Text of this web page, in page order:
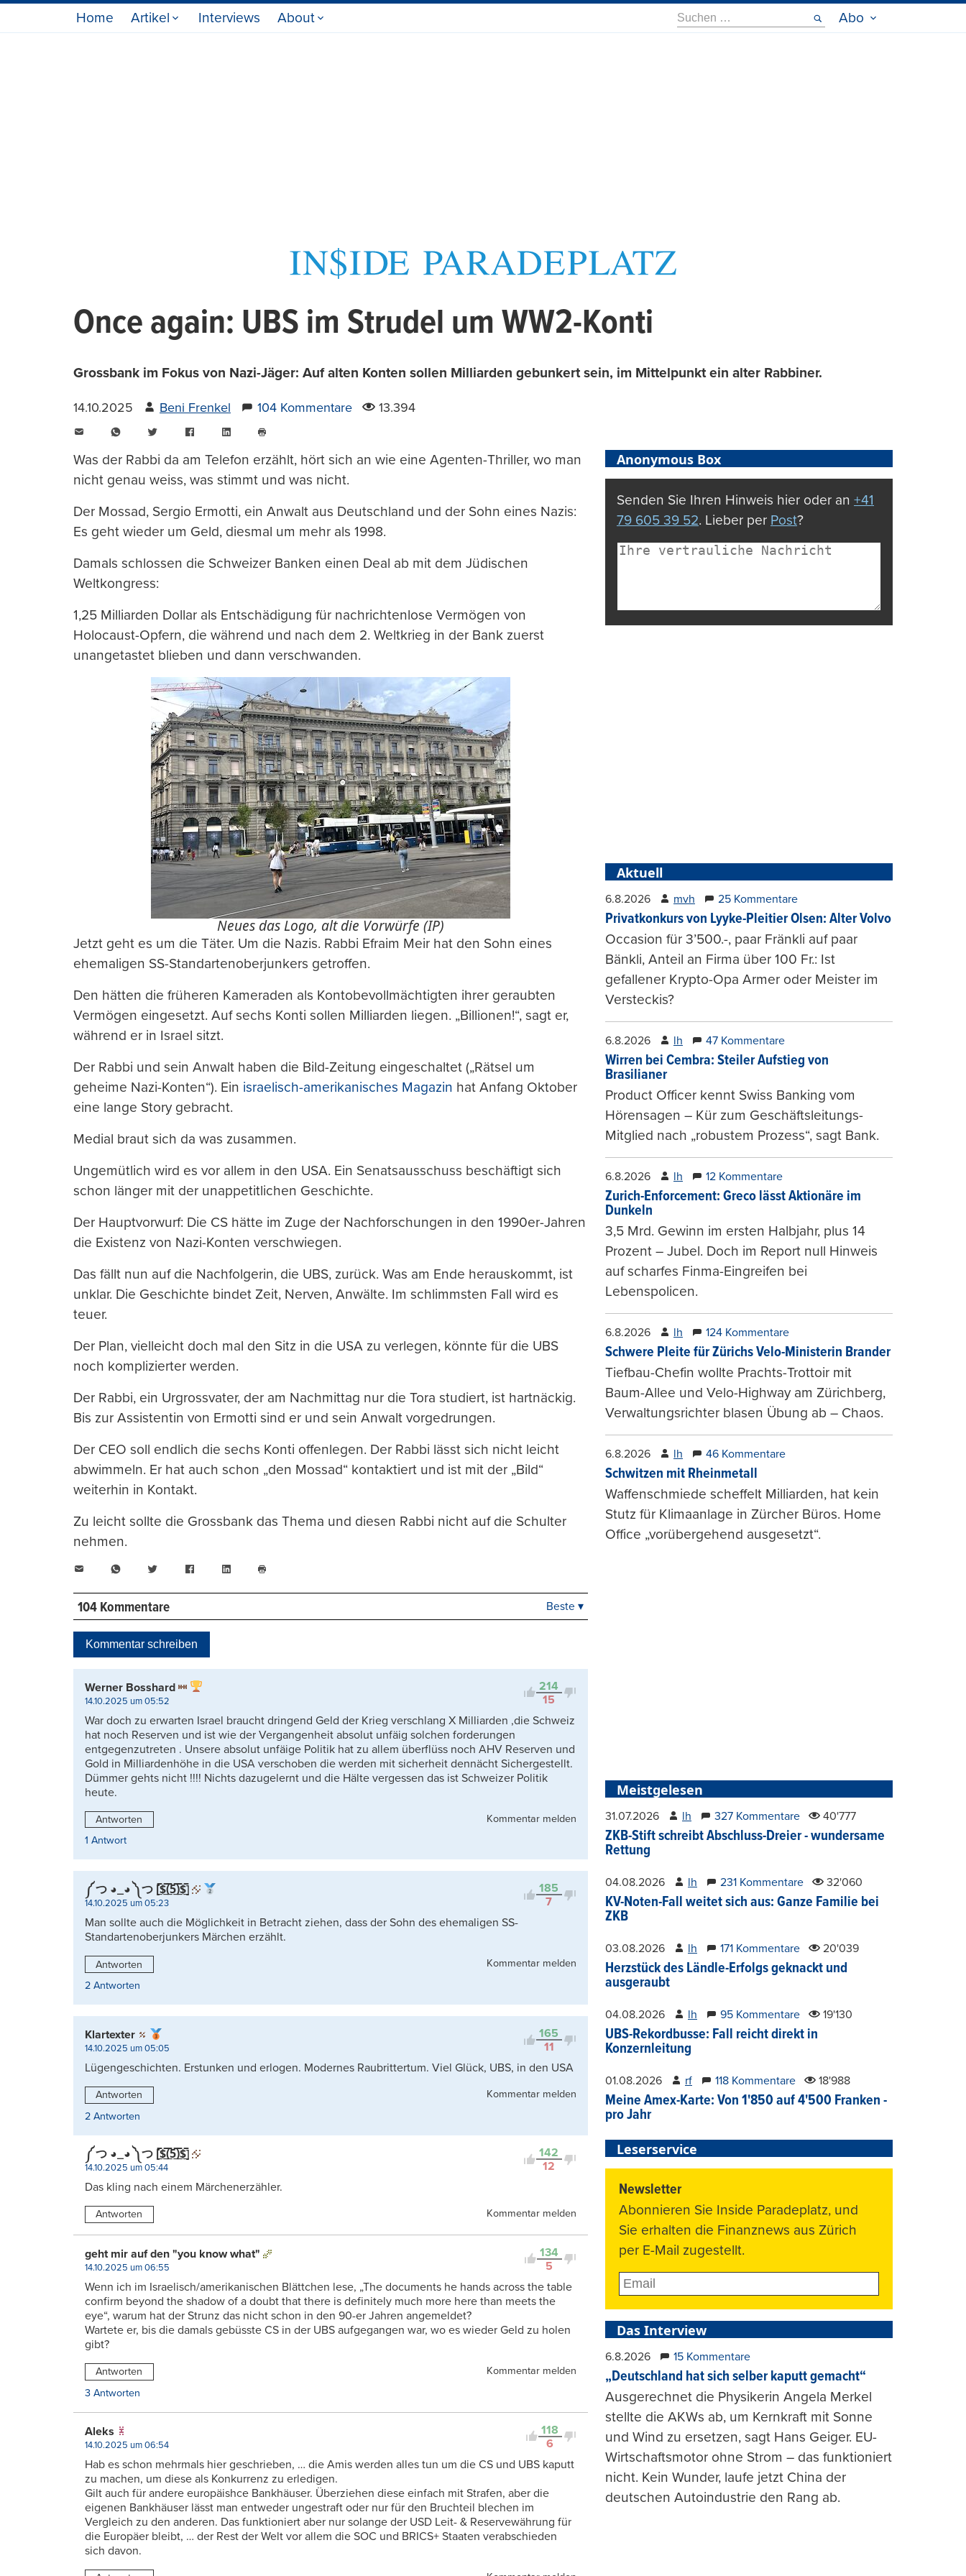
Home Artikel Interviews About
Suche
nach:
Abo
Once again: UBS im Strudel um WW2-Konti
Grossbank im Fokus von Nazi-Jäger: Auf alten Konten sollen Milliarden gebunkert sein, im Mittelpunkt ein alter Rabbiner.
14.10.2025 Beni Frenkel 104 Kommentare 13.394
WhatsAppTwitter FacebookLinkedIn
drucken
Was der Rabbi da am Telefon erzählt, hört sich an wie eine Agenten-Thriller, wo man
nicht genau weiss, was stimmt und was nicht.
Der Mossad, Sergio Ermotti, ein Anwalt aus Deutschland und der Sohn eines Nazis:
Es geht wieder um Geld, diesmal um mehr als 1998.
Damals schlossen die Schweizer Banken einen Deal ab mit dem Jüdischen
Weltkongress:
1,25 Milliarden Dollar als Entschädigung für nachrichtenlose Vermögen von
Holocaust-Opfern, die während und nach dem 2. Weltkrieg in der Bank zuerst
unangetastet blieben und dann verschwanden.
Neues das Logo, alt die Vorwürfe (IP)
Jetzt geht es um die Täter. Um die Nazis. Rabbi Efraim Meir hat den Sohn eines
ehemaligen SS-Standartenoberjunkers getroffen.
Den hätten die früheren Kameraden als Kontobevollmächtigten ihrer geraubten
Vermögen eingesetzt. Auf sechs Konti sollen Milliarden liegen. „Billionen!“, sagt er,
während er in Israel sitzt.
Der Rabbi und sein Anwalt haben die Bild-Zeitung eingeschaltet („Rätsel um
geheime Nazi-Konten“). Ein israelisch-amerikanisches Magazin hat Anfang Oktober
eine lange Story gebracht.
Medial braut sich da was zusammen.
Ungemütlich wird es vor allem in den USA. Ein Senatsausschuss beschäftigt sich
schon länger mit der unappetitlichen Geschichte.
Der Hauptvorwurf: Die CS hätte im Zuge der Nachforschungen in den 1990er-Jahren
die Existenz von Nazi-Konten verschwiegen.
Das fällt nun auf die Nachfolgerin, die UBS, zurück. Was am Ende herauskommt, ist
unklar. Die Geschichte bindet Zeit, Nerven, Anwälte. Im schlimmsten Fall wird es
teuer.
Der Plan, vielleicht doch mal den Sitz in die USA zu verlegen, könnte für die UBS
noch komplizierter werden.
Der Rabbi, ein Urgrossvater, der am Nachmittag nur die Tora studiert, ist hartnäckig.
Bis zur Assistentin von Ermotti sind er und sein Anwalt vorgedrungen.
Der CEO soll endlich die sechs Konti offenlegen. Der Rabbi lässt sich nicht leicht
abwimmeln. Er hat auch schon „den Mossad“ kontaktiert und ist mit der „Bild“
weiterhin in Kontakt.
Zu leicht sollte die Grossbank das Thema und diesen Rabbi nicht auf die Schulter
nehmen.
WhatsAppTwitter FacebookLinkedIn
drucken
104 Kommentare
Kontrovers
Beste ▾
Kommentar schreiben
214
15
Werner Bosshard
14.10.2025 um 05:52
War doch zu erwarten Israel braucht dringend Geld der Krieg verschlang X Milliarden ,die Schweiz
hat noch Reserven und ist wie der Vergangenheit absolut unfäig solchen forderungen
entgegenzutreten . Unsere absolut unfäige Politik hat zu allem überflüss noch AHV Reserven und
Gold in Milliardenhöhe in die USA verschoben die werden mit sicherheit dennächt Sichergestellt.
Dümmer gehts nicht !!!! Nichts dazugelernt und die Hälte vergessen das ist Schweizer Politik
heute.
Antworten
Kommentar melden
1 Antwort
185
7
༼ つ ◕_◕ ༽つ [̲̅$̲̅(̲̅5̲̅)̲̅$̲̅]
14.10.2025 um 05:23
Man sollte auch die Möglichkeit in Betracht ziehen, dass der Sohn des ehemaligen SS-
Standartenoberjunkers Märchen erzählt.
Antworten
Kommentar melden
2 Antworten
165
11
Klartexter
14.10.2025 um 05:05
Lügengeschichten. Erstunken und erlogen. Modernes Raubrittertum. Viel Glück, UBS, in den USA
Antworten
Kommentar melden
2 Antworten
142
12
༼ つ ◕_◕ ༽つ [̲̅$̲̅(̲̅5̲̅)̲̅$̲̅]
14.10.2025 um 05:44
Das kling nach einem Märchenerzähler.
Antworten Kommentar melden
134
5
geht mir auf den "you know what"
14.10.2025 um 06:55
Wenn ich im Israelisch/amerikanischen Blättchen lese, „The documents he hands across the table
confirm beyond the shadow of a doubt that there is definitely much more here than meets the
eye“, warum hat der Strunz das nicht schon in den 90-er Jahren angemeldet?
Wartete er, bis die damals gebüsste CS in der UBS aufgegangen war, wo es wieder Geld zu holen
gibt?
Antworten
Kommentar melden
3 Antworten
118
6
Aleks
14.10.2025 um 06:54
Hab es schon mehrmals hier geschrieben, … die Amis werden alles tun um die CS und UBS kaputt
zu machen, um diese als Konkurrenz zu erledigen.
Gilt auch für andere europäishce Bankhäuser. Überziehen diese einfach mit Strafen, aber die
eigenen Bankhäuser lässt man entweder ungestraft oder nur für den Bruchteil blechen im
Vergleich zu den anderen. Das funktioniert aber nur solange der USD Leit- & Reservewährung für
die Europäer bleibt, … der Rest der Welt vor allem die SOC und BRICS+ Staaten verabschieden
sich davon.
Anonymous Box
Senden Sie Ihren Hinweis hier oder an +41
79 605 39 52. Lieber per Post?
Aktuell
6.8.2026 mvh 25 Kommentare
Privatkonkurs von Lyyke-Pleitier Olsen: Alter Volvo
Occasion für 3’500.-, paar Fränkli auf paar
Bänkli, Anteil an Firma über 100 Fr.: Ist
gefallener Krypto-Opa Armer oder Meister im
Versteckis?
6.8.2026 lh 47 Kommentare
Wirren bei Cembra: Steiler Aufstieg von
Brasilianer
Product Officer kennt Swiss Banking vom
Hörensagen – Kür zum Geschäftsleitungs-
Mitglied nach „robustem Prozess“, sagt Bank.
6.8.2026 lh 12 Kommentare
Zurich-Enforcement: Greco lässt Aktionäre im
Dunkeln
3,5 Mrd. Gewinn im ersten Halbjahr, plus 14
Prozent – Jubel. Doch im Report null Hinweis
auf scharfes Finma-Eingreifen bei
Lebenspolicen.
6.8.2026 lh 124 Kommentare
Schwere Pleite für Zürichs Velo-Ministerin Brander
Tiefbau-Chefin wollte Prachts-Trottoir mit
Baum-Allee und Velo-Highway am Zürichberg,
Verwaltungsrichter blasen Übung ab – Chaos.
6.8.2026 lh 46 Kommentare
Schwitzen mit Rheinmetall
Waffenschmiede scheffelt Milliarden, hat kein
Stutz für Klimaanlage in Zürcher Büros. Home
Office „vorübergehend ausgesetzt“.
Meistgelesen
31.07.2026 lh 327 Kommentare 40'777
ZKB-Stift schreibt Abschluss-Dreier - wundersame
Rettung
04.08.2026 lh 231 Kommentare 32'060
KV-Noten-Fall weitet sich aus: Ganze Familie bei
ZKB
03.08.2026 lh 171 Kommentare 20'039
Herzstück des Ländle-Erfolgs geknackt und
ausgeraubt
04.08.2026 lh 95 Kommentare 19'130
UBS-Rekordbusse: Fall reicht direkt in
Konzernleitung
01.08.2026 rf 118 Kommentare 18'988
Meine Amex-Karte: Von 1'850 auf 4'500 Franken -
pro Jahr
Leserservice
Newsletter
Abonnieren Sie Inside Paradeplatz, und
Sie erhalten die Finanznews aus Zürich
per E-Mail zugestellt.
Das Interview
6.8.2026 15 Kommentare
„Deutschland hat sich selber kaputt gemacht“
Ausgerechnet die Physikerin Angela Merkel
stellte die AKWs ab, um Kernkraft mit Sonne
und Wind zu ersetzen, sagt Hans Geiger. EU-
Wirtschaftsmotor ohne Strom – das funktioniert
nicht. Kein Wunder, laufe jetzt China der
deutschen Autoindustrie den Rang ab.